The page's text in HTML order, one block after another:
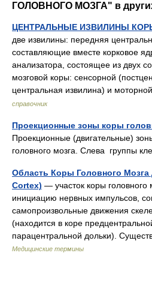
ГОЛОВНОГО МОЗГА" в
ЦЕНТРАЛЬНЫЕ ИЗВИЛИНЫ
две извилины: передняя
составляющие вместе корковое
анализатора, состоящее из двух
мозговой коры: сенсорной
центральная извилина) и
справочник
Проекционные зоны коры
Проекционные (двигательные)
головного мозга. Слева группы
Область Коры Головного Мозга
Cortex) — участок коры головного
инициацию нервных импульсов,
самопроизвольные движения
(находится в коре
парацентральной дольки).
Медицинские термины